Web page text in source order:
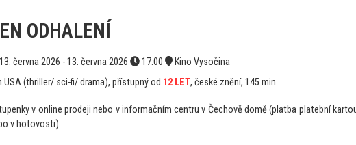
ODHALENÍ
června 2026 - 13. června 2026 17:00
Kino Vysočina
USA (thriller/ sci-fi/ drama), přístupný od 12 LET, české znění, 145 min
v online prodeji nebo v informačním centru v Čechově domě (platba platební
v hotovosti).